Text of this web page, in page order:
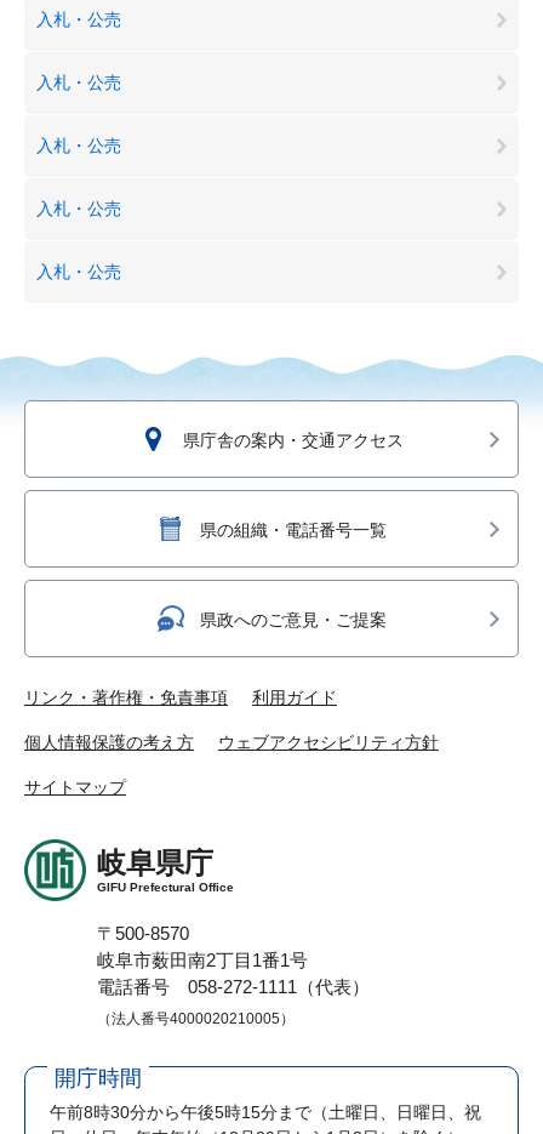
入札・公売
入札・公売
入札・公売
入札・公売
入札・公売
県庁舎の案内・交通アクセス
県の組織・電話番号一覧
県政へのご意見・ご提案
リンク・著作権・免責事項 利用ガイド
個人情報保護の考え方 ウェブアクセシビリティ方針
サイトマップ
岐阜県庁
GIFU Prefectural Office
〒500-8570
岐阜市薮田南2丁目1番1号
電話番号 058-272-1111（代表）
（法人番号4000020210005）
開庁時間
午前8時30分から午後5時15分まで （土曜日、日曜日、祝